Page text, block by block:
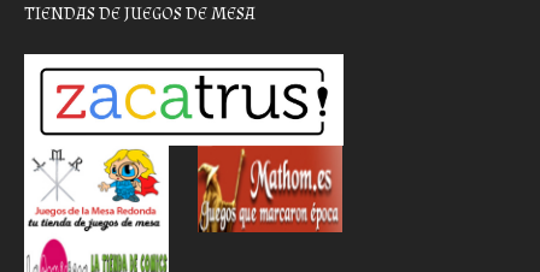
TIENDAS DE JUEGOS DE MESA